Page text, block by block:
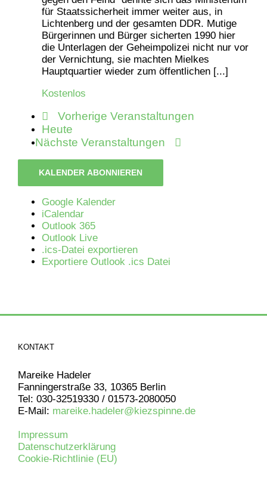
für Staatssicherheit immer weiter aus, in
Lichtenberg und der gesamten DDR. Mutige
Bürgerinnen und Bürger sicherten 1990 hier
die Unterlagen der Geheimpolizei nicht nur vor
der Vernichtung, sie machten Mielkes
Hauptquartier wieder zum öffentlichen [...]
Kostenlos
VorherigeVeranstaltungen
Heute
Nächste Veranstaltungen
KALENDER ABONNIEREN
Google Kalender
iCalendar
Outlook 365
Outlook Live
.ics-Datei exportieren
Exportiere Outlook .ics Datei
KONTAKT
Mareike Hadeler
Fanningerstraße 33, 10365 Berlin
Tel: 030-32519330 / 01573-2080050
E-Mail: mareike.hadeler@kiezspinne.de
Impressum
Datenschutzerklärung
Cookie-Richtlinie (EU)